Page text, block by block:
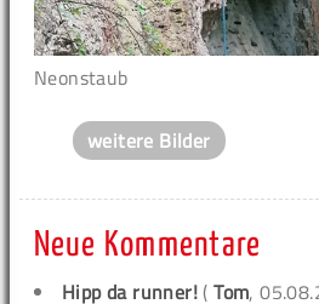
Neonstaub
weitere Bilder
Neue Kommentare
Hipp da runner! (Tom,